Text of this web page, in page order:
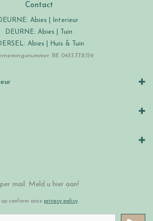
Contact
DEURNE: Abies | Interieur
DEURNE: Abies | Tuin
Abies | Huis & Tuin
BE 0433.778.159
mail. Meld u hier aan!
conform onze privacy policy.